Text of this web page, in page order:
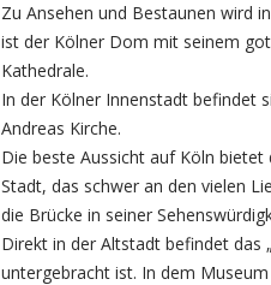
Zu Ansehen und Bestaunen wird
ist der Kölner Dom mit seinem
Kathedrale.
In der Kölner Innenstadt befindet
Andreas Kirche.
Die beste Aussicht auf Köln
Stadt, das schwer an den vielen
die Brücke in seiner
Direkt in der Altstadt befindet das
untergebracht ist. In dem